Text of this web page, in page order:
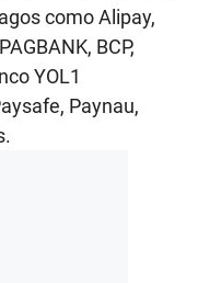
como Alipay,
BCP,
YOL1
Paynau,